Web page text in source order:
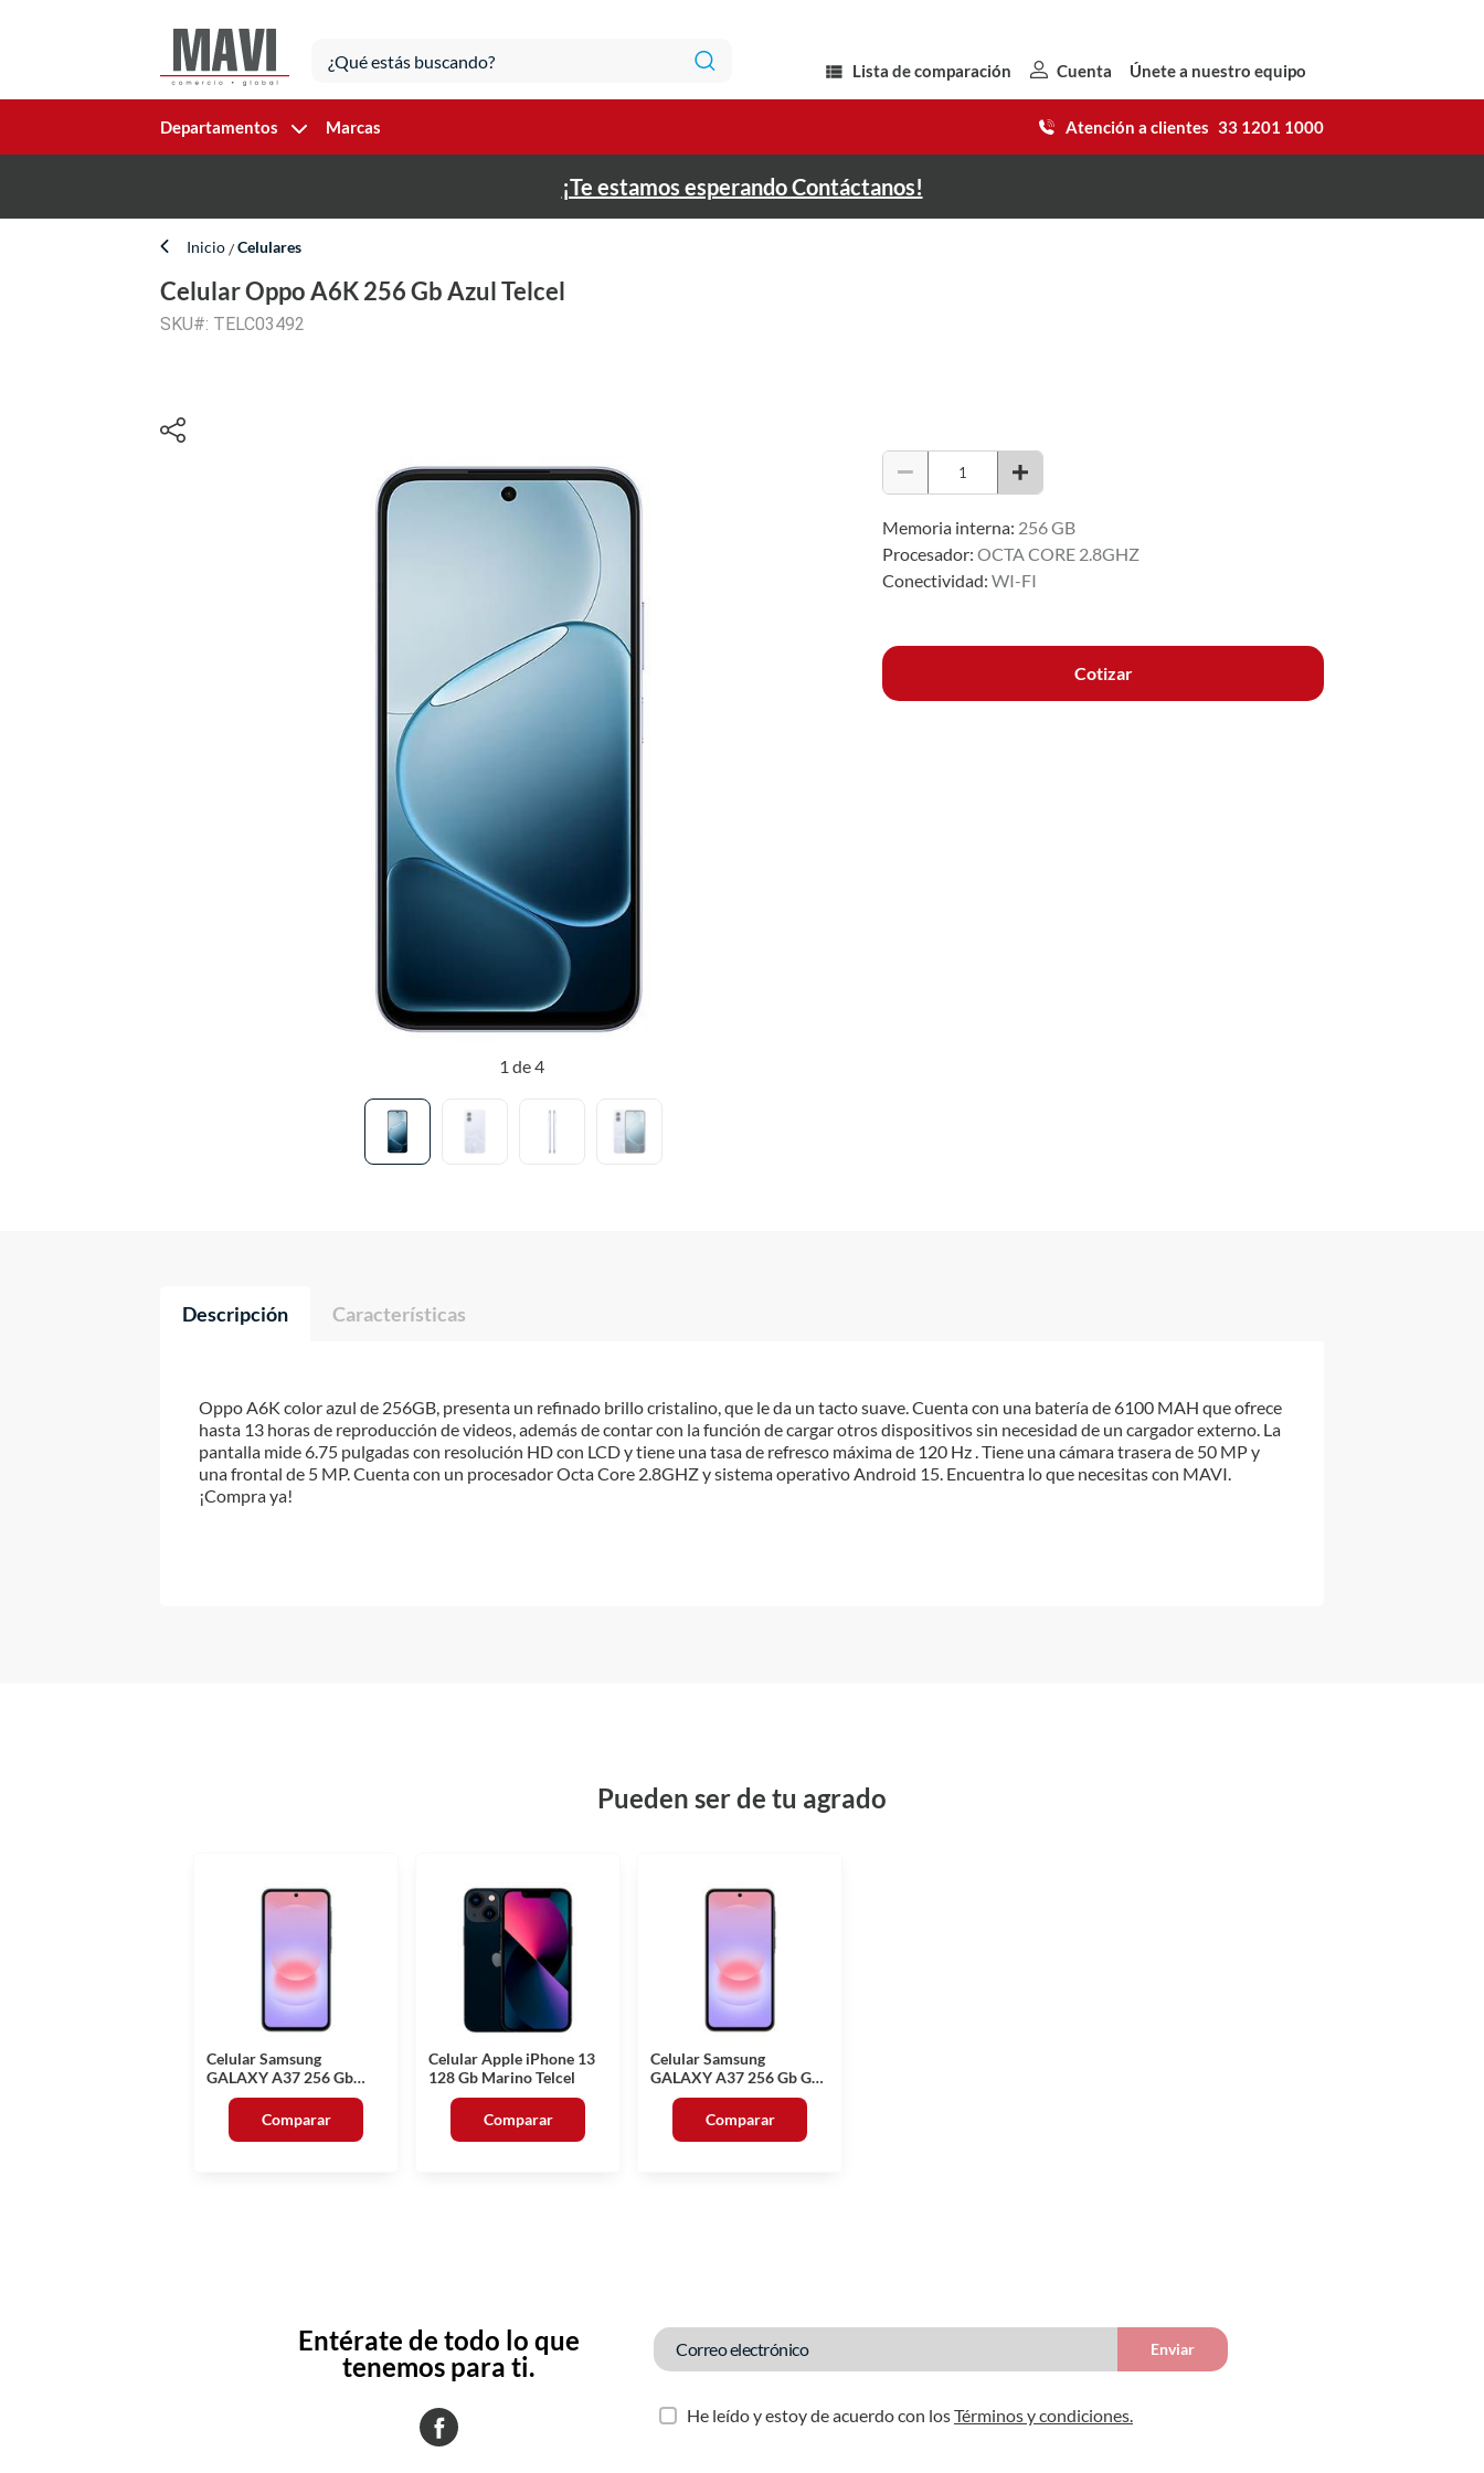
Lista de comparación Cuenta Únete a nuestro equipo
Departamentos Marcas Atención a clientes 33 1201 1000
¡Te estamos esperando Contáctanos!
Inicio Celulares
1 de 4
Celular Oppo A6K 256 Gb Azul Telcel
SKU#: TELC03492
Memoria interna: 256 GB
Procesador: OCTA CORE 2.8GHZ
Conectividad: WI-FI
Cotizar
Descripción Características
Oppo A6K color azul de 256GB, presenta un refinado brillo cristalino, que le da un tacto suave. Cuenta con una batería de 6100 MAH que ofrece
hasta 13 horas de reproducción de videos, además de contar con la función de cargar otros dispositivos sin necesidad de un cargador externo. La
pantalla mide 6.75 pulgadas con resolución HD con LCD y tiene una tasa de refresco máxima de 120 Hz . Tiene una cámara trasera de 50 MP y
una frontal de 5 MP. Cuenta con un procesador Octa Core 2.8GHZ y sistema operativo Android 15. Encuentra lo que necesitas con MAVI.
¡Compra ya!
Pueden ser de tu agrado
Celular Samsung
GALAXY A37 256 Gb
Verde Telcel
Comparar
Celular Apple iPhone 13
128 Gb Marino Telcel
Comparar
Celular Samsung
GALAXY A37 256 Gb Gris
Telcel
Comparar
Entérate de todo lo que
tenemos para ti.
Enviar
He leído y estoy de acuerdo con losTérminos y condiciones.